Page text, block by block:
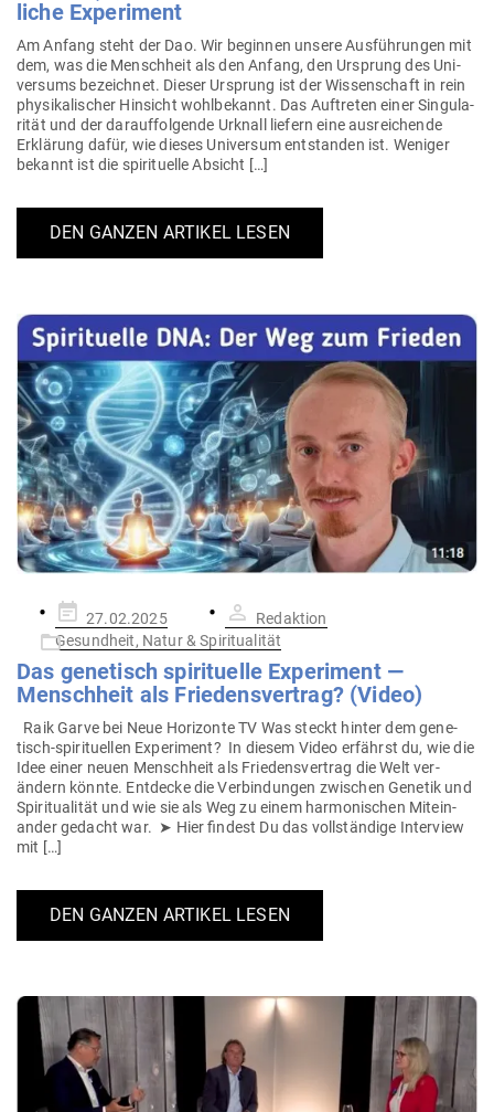
liche Experiment
Am Anfang steht der Dao. Wir beginnen unsere Aus­füh­rungen mit
dem, was die Menschheit als den Anfang, den Ursprung des Uni­
versums bezeichnet. Dieser Ursprung ist der Wis­sen­schaft in rein
phy­si­ka­li­scher Hin­sicht wohl­be­kannt. Das Auf­treten einer Sin­gu­la­
rität und der dar­auf­fol­gende Urknall liefern eine aus­rei­chende
Erklärung dafür, wie dieses Uni­versum ent­standen ist. Weniger
bekannt ist die spi­ri­tuelle Absicht […]
DEN GANZEN ARTIKEL LESEN
Gepostet
am
27.02.2025
Redaktion
Gesundheit, Natur & Spiritualität
Das gene­tisch spi­ri­tuelle Expe­riment —
Menschheit als Frie­dens­vertrag? (Video)
Raik Garve bei Neue Hori­zonte TV Was steckt hinter dem gene­­
tisch-spi­ri­­tu­ellen Expe­riment? In diesem Video erfährst du, wie die
Idee einer neuen Menschheit als Frie­dens­vertrag die Welt ver­
ändern könnte. Ent­decke die Ver­bin­dungen zwi­schen Genetik und
Spi­ri­tua­lität und wie sie als Weg zu einem har­mo­ni­schen Mit­ein­
ander gedacht war. ➤ Hier findest Du das voll­ständige Interview
mit […]
DEN GANZEN ARTIKEL LESEN